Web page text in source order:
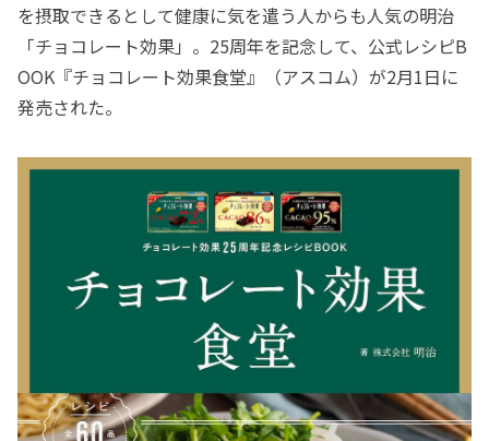
を摂取できるとして健康に気を遣う人からも人気の明治
「チョコレート効果」。25周年を記念して、公式レシピB
OOK『チョコレート効果食堂』（アスコム）が2月1日に
発売された。